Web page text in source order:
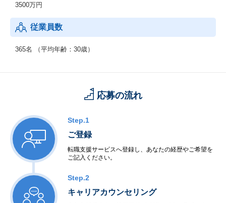
ある他国でも展開し、課題解決の好循環サイクルを回していくこ
とを目的としています。
3500万円
従業員数
365名 （平均年齢：30歳）
応募の流れ
Step.1
ご登録
転職支援サービスへ登録し、あなたの経歴やご希望を
ご記入ください。
Step.2
キャリアカウンセリング